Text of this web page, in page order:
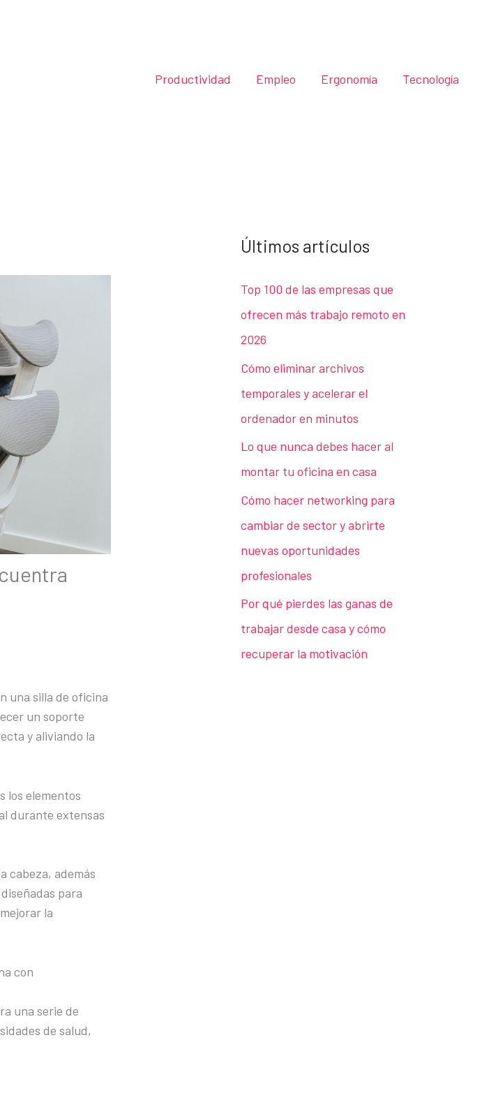
Productividad Empleo Ergonomía Tecnología
una silla de oficina
un soporte
y aliviando la
los elementos
durante extensas
cabeza, además
para
la
con
una serie de
de salud,
Últimos artículos
Top 100 de las empresas que
ofrecen más trabajo remoto en
2026
Cómo eliminar archivos
temporales y acelerar el
ordenador en minutos
Lo que nunca debes hacer al
montar tu oficina en casa
Cómo hacer networking para
cambiar de sector y abrirte
nuevas oportunidades
profesionales
Por qué pierdes las ganas de
trabajar desde casa y cómo
recuperar la motivación